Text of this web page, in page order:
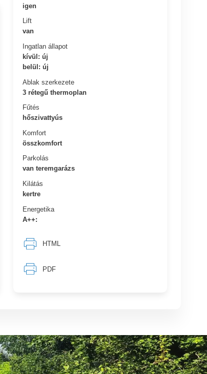
igen
Lift
van
Ingatlan állapot
kívül: új
belül: új
Ablak szerkezete
3 rétegű thermoplan
Fűtés
hőszivattyús
Komfort
összkomfort
Parkolás
van teremgarázs
Kilátás
kertre
Energetika
A++:
HTML
PDF